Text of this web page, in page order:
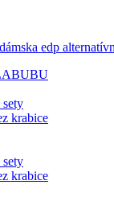
edp
krabice
krabice